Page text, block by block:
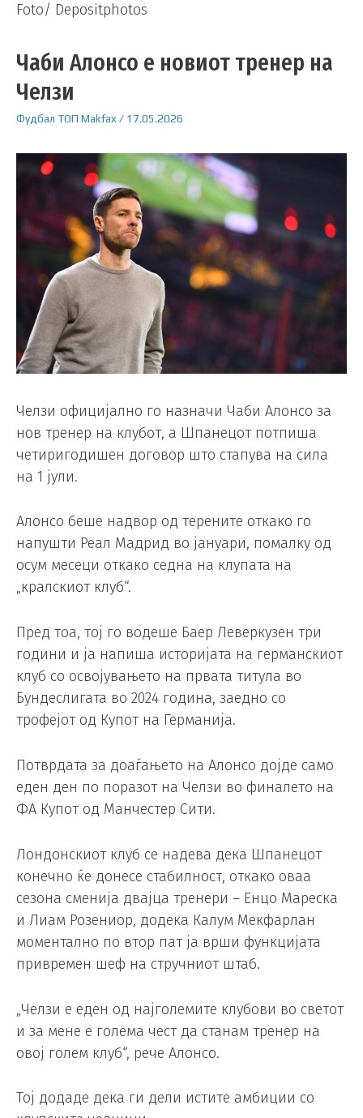
Foto/ Depositphotos
Чаби Алонсо е новиот тренер на
Челзи
Фудбал ТОП Makfax / 17.05.2026
Челзи официјално го назначи Чаби Алонсо за
нов тренер на клубот, а Шпанецот потпиша
четиригодишен договор што стапува на сила
на 1 јули.
Алонсо беше надвор од терените откако го
напушти Реал Мадрид во јануари, помалку од
осум месеци откако седна на клупата на
„кралскиот клуб“.
Пред тоа, тој го водеше Баер Леверкузен три
години и ја напиша историјата на германскиот
клуб со освојувањето на првата титула во
Бундеслигата во 2024 година, заедно со
трофејот од Купот на Германија.
Потврдата за доаѓањето на Алонсо дојде само
еден ден по поразот на Челзи во финалето на
ФА Купот од Манчестер Сити.
Лондонскиот клуб се надева дека Шпанецот
конечно ќе донесе стабилност, откако оваа
сезона сменија двајца тренери – Енцо Мареска
и Лиам Розениор, додека Калум Мекфарлан
моментално по втор пат ја врши функцијата
привремен шеф на стручниот штаб.
„Челзи е еден од најголемите клубови во светот
и за мене е голема чест да станам тренер на
овој голем клуб“, рече Алонсо.
Тој додаде дека ги дели истите амбиции со